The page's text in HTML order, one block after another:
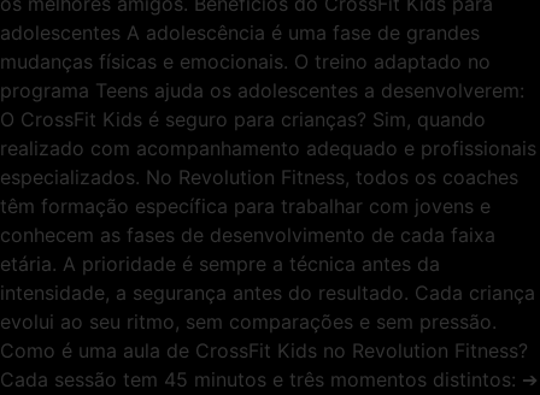
adolescentes A adolescência é uma fase de grandes
mudanças físicas e emocionais. O treino adaptado no
programa Teens ajuda os adolescentes a desenvolverem:
O CrossFit Kids é seguro para crianças? Sim, quando
realizado com acompanhamento adequado e profissionais
especializados. No Revolution Fitness, todos os coaches
têm formação específica para trabalhar com jovens e
conhecem as fases de desenvolvimento de cada faixa
etária. A prioridade é sempre a técnica antes da
intensidade, a segurança antes do resultado. Cada criança
evolui ao seu ritmo, sem comparações e sem pressão.
Como é uma aula de CrossFit Kids no Revolution Fitness?
Cada sessão tem 45 minutos e três momentos distintos: ➔